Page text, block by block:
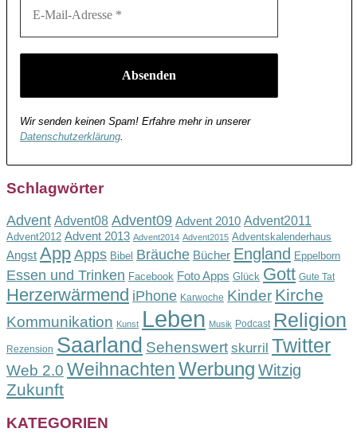
Wir senden keinen Spam! Erfahre mehr in unserer
Datenschutzerklärung
Schlagwörter
Advent Advent08 Advent09 Advent 2010 Advent2011
Advent2012 Advent 2013 Advent2014 Advent2015 Adventskalenderhaus
Angst App Apps Bibel Bräuche Bücher England Eppelborn
Essen und Trinken Facebook Foto Apps Glück Gott Gute Tat
Herzerwärmend iPhone Karwoche Kinder Kirche
Kommunikation Kunst Leben Musik Podcast Religion
Rezension Saarland Sehenswert skurril Twitter
Web 2.0 WeihnachtenWerbung Witzig
Zukunft
KATEGORIEN